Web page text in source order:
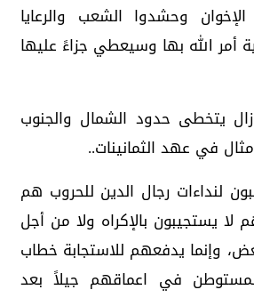
وحشدوا الشعب والرعايا
أمر الله بها وسيعطي جزاءً عليها
يتخطى حدود الشمال والجنوب
في عهد الثمانينات..
لنداءات رجال الدين للحروب هم
يستجيبون بالإكراه ولا من أجل
وإنما يدفعهم للاستجابة خطاب
في اعماقهم جيلاً بعد